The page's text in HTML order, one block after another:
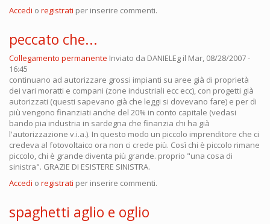
Accedi o registrati per inserire commenti.
peccato che...
Collegamento permanente Inviato da DANIELEg il Mar, 08/28/2007 -
16:45
continuano ad autorizzare grossi impianti su aree già di proprietà
dei vari moratti e compani (zone industriali ecc ecc), con progetti già
autorizzati (questi sapevano già che leggi si dovevano fare) e per di
più vengono finanziati anche del 20% in conto capitale (vedasi
bando pia industria in sardegna che finanzia chi ha già
l'autorizzazione v.i.a.). In questo modo un piccolo imprenditore che ci
credeva al fotovoltaico ora non ci crede più. Così chi è piccolo rimane
piccolo, chi è grande diventa più grande. proprio "una cosa di
sinistra". GRAZIE DI ESISTERE SINISTRA.
Accedi o registrati per inserire commenti.
spaghetti aglio e oglio